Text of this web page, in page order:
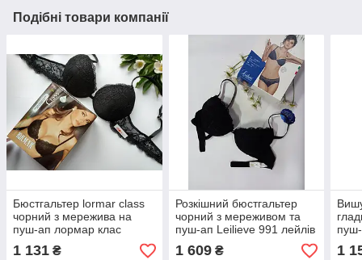
Подібні товари компанії
Бюстгальтер lormar class
чорний з мережива на
пуш-ап лормар клас
1 131 ₴
Розкішний бюстгальтер
чорний з мереживом та
пуш-ап Leilieve 991 лейлів
1 609₴ 1